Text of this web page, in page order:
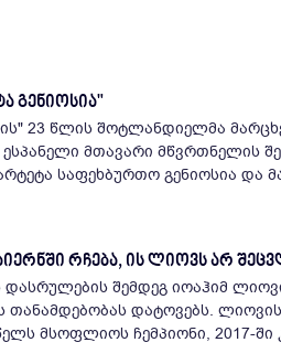
გენიოსია"
23 წლის შოტლანდიელმა
მთავარი მწვრთნელის
საფეხბურთო გენიოსია და
რჩება, ის ლიოვს არ
დასრულების შემდეგ იოაჰიმ
დატოვებს. ლიოვის ხელმძღვანელობით
მსოფლიოს ჩემპიონი, 2017-